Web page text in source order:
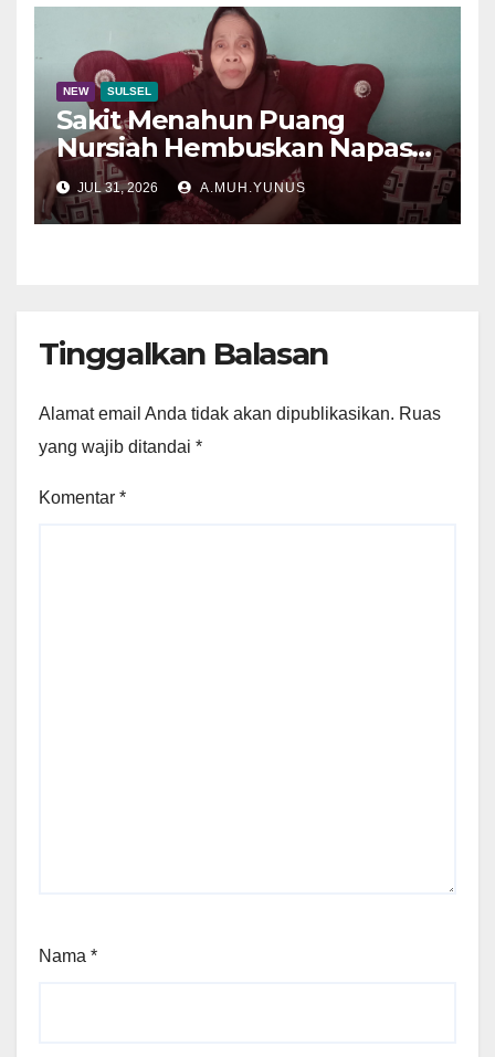
NEW SULSEL
Sakit Menahun Puang
Nursiah Hembuskan Napas
Terakhir
JUL 31, 2026 A.MUH.YUNUS
Tinggalkan Balasan
Alamat email Anda tidak akan dipublikasikan. Ruas
yang wajib ditandai *
Komentar *
Nama *